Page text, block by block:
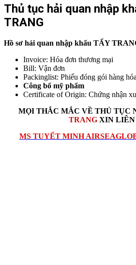
Thủ tục hải quan nhập
TRANG
Hồ sơ hải quan nhập khẩu TẨY
Invoice: Hóa đơn thương mại
Bill: Vận đơn
Packinglist: Phiếu đóng gói hàng hóa
Công bố mỹ phẩm
Certificate of Origin: Chứng nhận
MỌI THẮC MẮC VỀ THỦ TỤC
TRANG XIN LIÊN
MS TUYẾT MINH